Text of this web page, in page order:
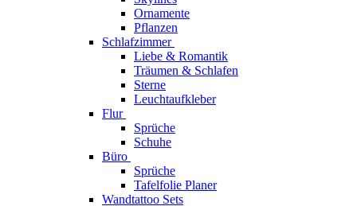
Ornamente
Pflanzen
Schlafzimmer
Liebe & Romantik
Träumen & Schlafen
Sterne
Leuchtaufkleber
Flur
Sprüche
Schuhe
Büro
Sprüche
Tafelfolie Planer
Wandtattoo Sets